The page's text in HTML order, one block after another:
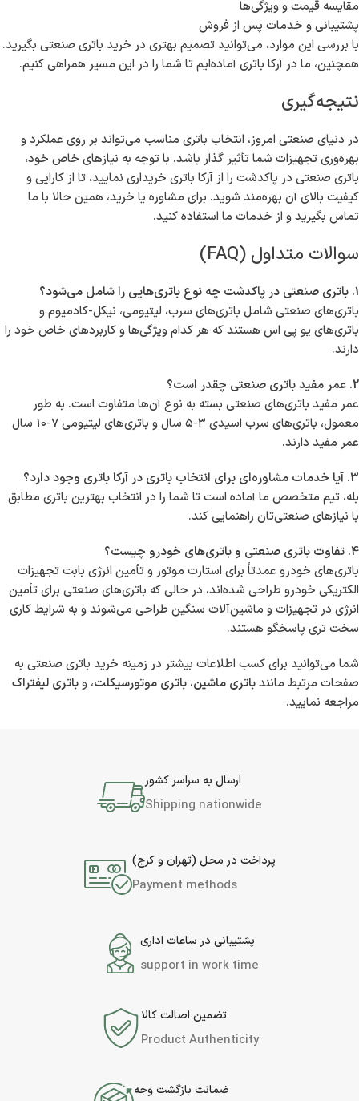
مقایسه قیمت و ویژگی‌ها
پشتیبانی و خدمات پس از فروش
با بررسی این موارد، می‌توانید تصمیم بهتری در خرید باتری صنعتی بگیرید.
همچنین، ما در آرکا باتری آماده‌ایم تا شما را در این مسیر همراهی کنیم.
نتیجه‌گیری
در دنیای صنعتی امروز، انتخاب باتری مناسب می‌تواند بر روی عملکرد و
بهره‌وری تجهیزات شما تأثیر گذار باشد. با توجه به نیازهای خاص خود،
باتری صنعتی در پاکدشت را از آرکا باتری خریداری نمایید، تا از کارایی و
کیفیت بالای آن بهره‌مند شوید. برای مشاوره یا خرید، همین حالا با ما
تماس بگیرید و از خدمات ما استفاده کنید.
سوالات متداول (FAQ)
1. باتری صنعتی در پاکدشت چه نوع باتری‌هایی را شامل می‌شود؟
باتری‌های صنعتی شامل باتری‌های سرب، لیتیومی، نیکل-کادمیوم و
باتری‌های یو پی اس هستند که هر کدام ویژگی‌ها و کاربردهای خاص خود را
دارند.
2. عمر مفید باتری صنعتی چقدر است؟
عمر مفید باتری‌های صنعتی بسته به نوع آن‌ها متفاوت است. به طور
معمول، باتری‌های سرب اسیدی ۳-۵ سال و باتری‌های لیتیومی ۷-۱۰ سال
عمر مفید دارند.
3. آیا خدمات مشاوره‌ای برای انتخاب باتری در آرکا باتری وجود دارد؟
بله، تیم متخصص ما آماده است تا شما را در انتخاب بهترین باتری مطابق
با نیازهای صنعتی‌تان راهنمایی کند.
4. تفاوت باتری صنعتی و باتری‌های خودرو چیست؟
باتری‌های خودرو عمدتاً برای استارت موتور و تأمین انرژی بابت تجهیزات
الکتریکی خودرو طراحی شده‌اند، در حالی که باتری‌های صنعتی برای تأمین
انرژی در تجهیزات و ماشین‌آلات سنگین طراحی می‌شوند و به شرایط کاری
سخت تری پاسخگو هستند.
شما می‌توانید برای کسب اطلاعات بیشتر در زمینه خرید باتری صنعتی به
صفحات مرتبط مانندباتری ماشین، باتری موتورسیکلت، وباتری لیفتراک
مراجعه نمایید.
ارسال به سراسر کشور
Shipping nationwide
پرداخت در محل (تهران و کرج)
Payment methods
پشتیبانی در ساعات اداری
support in work time
تضمین اصالت کالا
Product Authenticity
ضمانت بازگشت وجه